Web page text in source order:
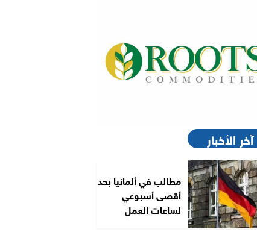
آخر الأخبار
مطالب في ألمانيا بحد
أقصى أسبوعي
لساعات العمل